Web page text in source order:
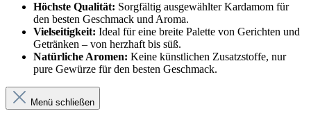
Höchste Qualität: Sorgfältig ausgewählter Kardamom für
den besten Geschmack und Aroma.
Vielseitigkeit: Ideal für eine breite Palette von Gerichten und
Getränken – von herzhaft bis süß.
Natürliche Aromen: Keine künstlichen Zusatzstoffe, nur
pure Gewürze für den besten Geschmack.
Menü schließen